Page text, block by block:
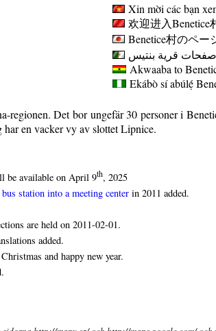
Xin mời các bạn
欢迎进入Benetice
Benetice村のペー
قرية بنتيس
Akwaaba to
Ekábò sí abúlẹ́
regionen. Det bor ungefär 30 personer i
en vacker vy av slottet Lipnice.
be available on April 9th, 2025
station into a meeting center in 2011 added.
are held on 2011-02-01.
added.
and happy new year.